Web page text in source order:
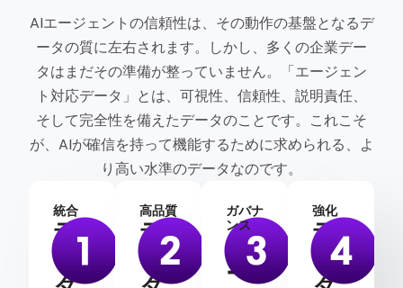
AIエージェントの信頼性は、その動作の基盤となるデ
ータの質に左右されます。しかし、多くの企業デー
タはまだその準備が整っていません。「エージェン
ト対応データ」とは、可視性、信頼性、説明責任、
そして完全性を備えたデータのことです。これこそ
が、AIが確信を持って機能するために求められる、よ
り高い水準のデータなのです。
統合
デ
ー
高品質
デ
ー
ガバナ
ンス
デ
ー
強化
デ
ー